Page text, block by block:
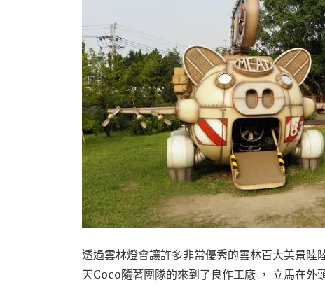
透過雲林燈會讓許多非常優秀的雲林百大美景陸
天Coco隨著團隊的來到了良作工廠 ， 立馬在外